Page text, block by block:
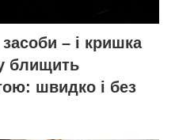
засоби – і кришка
блищить
швидко і без